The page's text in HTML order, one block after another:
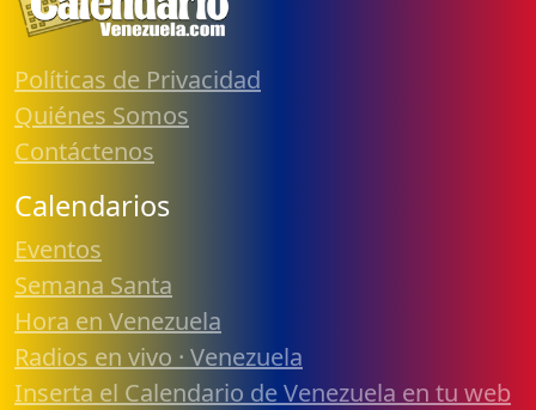
Políticas de Privacidad
Quiénes Somos
Contáctenos
Calendarios
Eventos
Semana Santa
Hora en Venezuela
Radios en vivo · Venezuela
Inserta el Calendario de Venezuela en tu web